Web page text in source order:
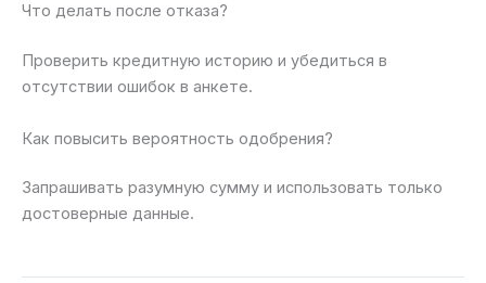
Что делать после отказа?
Проверить кредитную историю и убедиться в
отсутствии ошибок в анкете.
Как повысить вероятность одобрения?
Запрашивать разумную сумму и использовать только
достоверные данные.